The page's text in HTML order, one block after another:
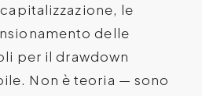
le
delle
per il drawdown
Non è teoria — sono